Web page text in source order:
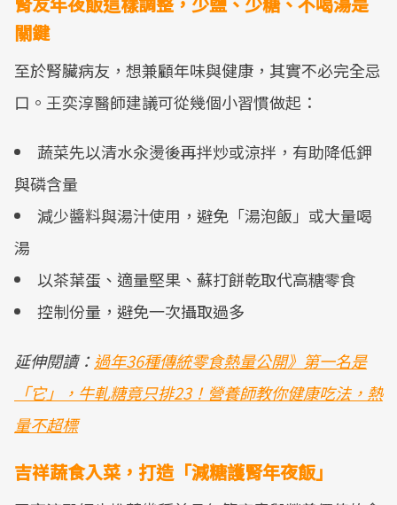
關鍵
至於腎臟病友，想兼顧年味與健康，其實不必完全忌
口。王奕淳醫師建議可從幾個小習慣做起：
蔬菜先以清水汆燙後再拌炒或涼拌，有助降低鉀
與磷含量
減少醬料與湯汁使用，避免「湯泡飯」或大量喝
湯
以茶葉蛋、適量堅果、蘇打餅乾取代高糖零食
控制份量，避免一次攝取過多
延伸閱讀： 過年36種傳統零食熱量公開》第一名是
「它」，牛軋糖竟只排23！營養師教你健康吃法，熱
量不超標
吉祥蔬食入菜，打造「減糖護腎年夜飯」